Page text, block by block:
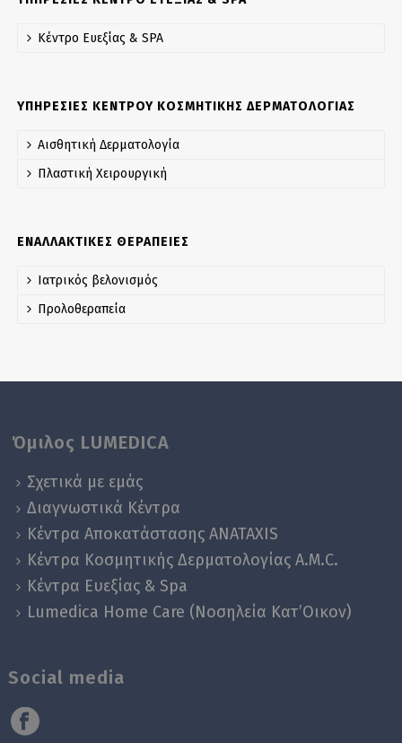
Κέντρο Ευεξίας & SPA
ΥΠΗΡΕΣΙΕΣ ΚΕΝΤΡΟΥ ΚΟΣΜΗΤΙΚΗΣ ΔΕΡΜΑΤΟΛΟΓΙΑΣ
Αισθητική Δερματολογία
Πλαστική Χειρουργική
ΕΝΑΛΛΑΚΤΙΚΕΣ ΘΕΡΑΠΕΙΕΣ
Ιατρικός βελονισμός
Προλοθεραπεία
Όμιλος LUMEDICA
Σχετικά με εμάς
Διαγνωστικά Κέντρα
Κέντρα Αποκατάστασης ANATAXIS
Κέντρα Κοσμητικής Δερματολογίας A.M.C.
Κέντρα Ευεξίας & Spa
Lumedica Home Care (Νοσηλεία Κατ’Οικον)
Social media